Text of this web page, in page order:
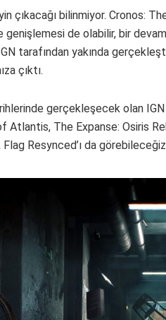
çıkacağı bilinmiyor. Cronos:
de olabilir, bir
tarafından yakında
çıktı.
gerçekleşecek olan
Atlantis, The Expanse: Osiris
Resynced’ı da